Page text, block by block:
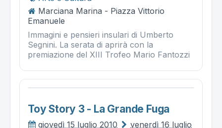
Marciana Marina - Piazza Vittorio
Emanuele
Immagini e pensieri insulari di Umberto
Segnini. La serata di aprirà con la
premiazione del XIII Trofeo Mario Fantozzi
Toy Story 3 - La Grande Fuga
giovedì 15 luglio 2010 venerdì 16 luglio